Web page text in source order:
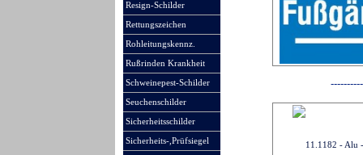
Resign-Schilder
Rettungszeichen
Rohleitungskennz.
Rußrinden Krankheit
Schweinepest-Schilder
Seuchenschilder
Sicherheitsschilder
Sicherheits-,Prüfsiegel
----------